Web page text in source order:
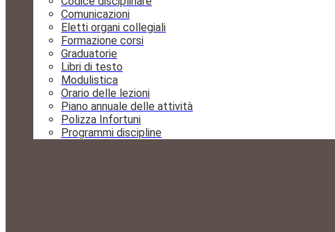
Comunicazioni
Eletti organi collegiali
Formazione corsi
Graduatorie
Libri di testo
Modulistica
Orario delle lezioni
Piano annuale delle attività
Polizza Infortuni
Programmi discipline